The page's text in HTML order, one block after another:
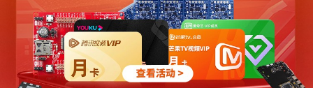
新闻资讯